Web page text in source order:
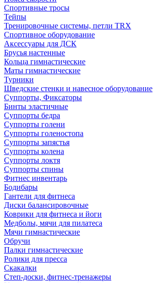
Спортивные тросы
Тейпы
Тренировочные системы, петли TRX
Спортивное оборудование
Аксессуары для ДСК
Брусья настенные
Кольца гимнастические
Маты гимнастические
Турники
Шведские стенки и навесное оборудование
Суппорты, Фиксаторы
Бинты эластичные
Суппорты бедра
Суппорты голени
Суппорты голеностопа
Суппорты запястья
Суппорты колена
Суппорты локтя
Суппорты спины
Фитнес инвентарь
Бодибары
Гантели для фитнеса
Диски балансировочные
Коврики для фитнеса и йоги
Медболы, мячи для пилатеса
Мячи гимнастические
Обручи
Палки гимнастические
Ролики для пресса
Скакалки
Степ-доски, фитнес-тренажеры